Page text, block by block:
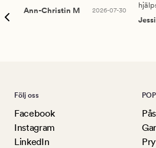
Ann-Christin M
2026-07-30
Följ oss
Facebook
Instagram
LinkedIn